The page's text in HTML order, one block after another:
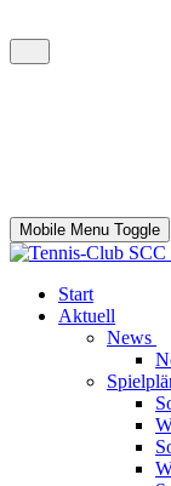
Mobile Menu Toggle
Start
Aktuell
News